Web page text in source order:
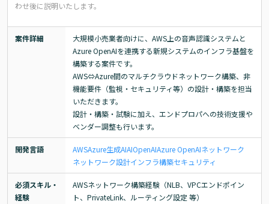
わせ後に説明いたします。
案件詳細
大規模小売業者向けに、AWS上の音声認識システムと
Azure OpenAIを連携する新規システムのインフラ基盤を
構築する案件です。
AWS⇔Azure間のマルチクラウドネットワーク構築、非
機能要件（監視・セキュリティ等）の設計・構築を担当
いただきます。
設計・構築・試験に加え、エンドプロパへの技術支援や
ベンダー調整も行います。
開発言語 AWSAzure生成AIAIOpenAIAzure OpenAIネットワーク
ネットワーク設計インフラ構築セキュリティ
必須スキル・
経験
AWSネットワーク構築経験（NLB、VPCエンドポイン
ト、PrivateLink、ルーティング設定 等）